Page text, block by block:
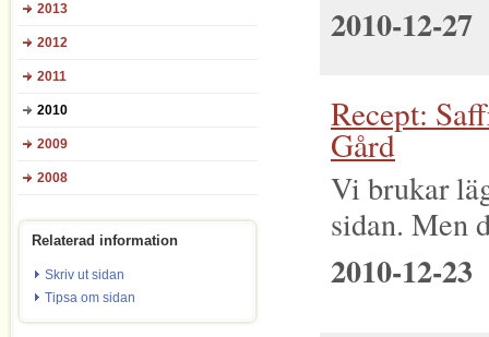
2013
2012
2011
2010
2009
2008
Relaterad information
Skriv ut sidan
Tipsa om sidan
2010-12-27
Recept:
Gård
Vi brukar
sidan. Men
2010-12-23